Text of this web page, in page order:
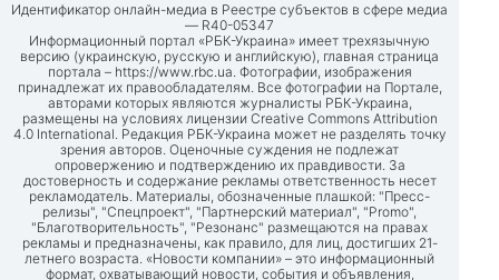
Идентификатор онлайн-медиа в Реестре субъектов в сфере медиа
— R40-05347
Информационный портал «РБК-Украина» имеет трехязычную
версию (украинскую, русскую и английскую), главная страница
портала – https://www.rbc.ua. Фотографии, изображения
принадлежат их правообладателям. Все фотографии на Портале,
авторами которых являются журналисты РБК-Украина,
размещены на условиях лицензии Creative Commons Attribution
4.0 International. Редакция РБК-Украина может не разделять точку
зрения авторов. Оценочные суждения не подлежат
опровержению и подтверждению их правдивости. За
достоверность и содержание рекламы ответственность несет
рекламодатель. Материалы, обозначенные плашкой: "Пресс-
релизы", "Спецпроект", "Партнерский материал", "Promo",
"Благотворительность", "Резонанс" размещаются на правах
рекламы и предназначены, как правило, для лиц, достигших 21-
летнего возраста. «Новости компании» – это информационный
формат, охватывающий новости, события и объявления,